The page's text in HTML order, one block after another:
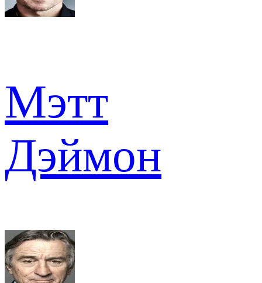
Мэтт
Дэймон